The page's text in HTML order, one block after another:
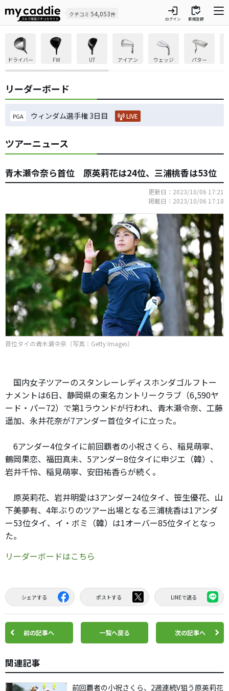
クチコミ 54,053件 login
ログイン
inventory
新規登録
ドライバー FW UT アイアン ウェッジ パター
リーダーボード
PGA ウィンダム選手権 3日目 LIVE
ツアーニュース
青木瀬令奈ら首位 原英莉花は24位、三浦桃香は53位
更新日：2023/10/06 17:21
掲載日：2023/10/06 17:18
首位タイの青木瀬令奈（写真：Getty Images）
国内女子ツアーのスタンレーレディスホンダゴルフトー
ナメントは6日、静岡県の東名カントリークラブ（6,590ヤ
ード・パー72）で第1ラウンドが行われ、青木瀬令奈、工藤
遥加、永井花奈が7アンダー首位タイに立った。
6アンダー4位タイに前回覇者の小祝さくら、稲見萌寧、
鶴岡果恋、福田真未、5アンダー8位タイに申ジエ（韓）、
岩井千怜、稲見萌寧、安田祐香らが続く。
原英莉花、岩井明愛は3アンダー24位タイ、笹生優花、山
下美夢有、4年ぶりのツアー出場となる三浦桃香は1アンダ
ー53位タイ、イ・ボミ（韓）は1オーバー85位タイとなっ
た。
リーダーボードはこちら
シェアする ポストする LINEで送る
前の記事へ 一覧へ戻る 次の記事へ
関連記事
前回覇者の小祝さくら、2週連続V狙う原英莉花